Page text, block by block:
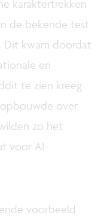
karaktertrekken
de bekende test
Dit kwam doordat
en
te zien kreeg
over
zo het
voor AI-
voorbeeld